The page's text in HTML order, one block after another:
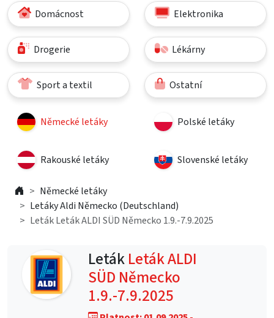
Domácnost Elektronika
Drogerie Lékárny
Sport a textil Ostatní
Německé letáky Polské letáky
Rakouské letáky Slovenské letáky
Německé letáky
Letáky Aldi Německo (Deutschland)
Leták Leták ALDI SÜD Německo 1.9.-7.9.2025
LetákLeták ALDI
SÜD Německo
1.9.-7.9.2025